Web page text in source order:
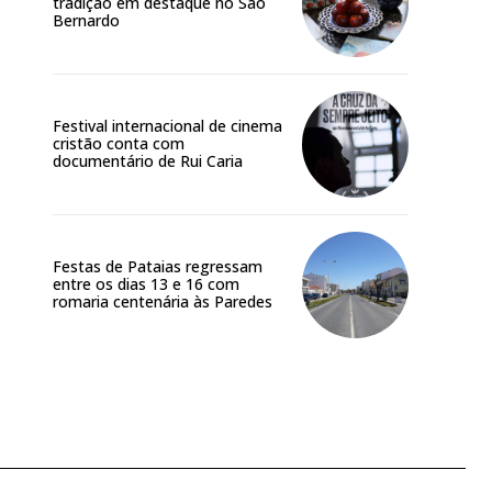
Bernardo
Festival internacional de cinema
cristão conta com
documentário de Rui Caria
Festas de Pataias regressam
entre os dias 13 e 16 com
romaria centenária às Paredes